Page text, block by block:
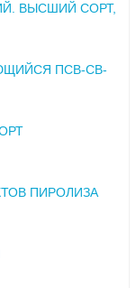
ВЫСШИЙ СОРТ,
ПСВ-СВ-
ПИРОЛИЗА